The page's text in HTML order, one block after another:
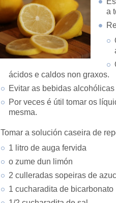
a
ácidos e caldos non graxos.
Evitar as bebidas
Por veces é útil tomar os
mesma.
Tomar a solución caseira de
1 litro de auga fervida
o zume dun limón
2 culleradas sopeiras de
1 cucharadita de bicarbonato